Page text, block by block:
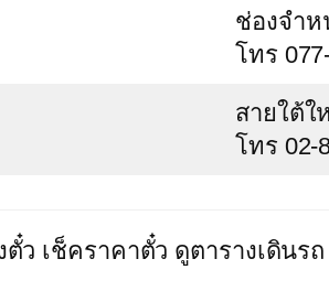
ช่องจำห
โทร
สายใต้ใ
โทร 02-
ว เช็คราคาตั๋ว ดูตารางเดินร